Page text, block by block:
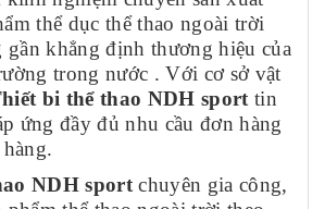
thể dục thể thao ngoài trời
gần khẳng định thương hiệu của
trong nước . Với cơ sở vật
bi thể thao NDH sport tin
ứng đầy đủ nhu cầu đơn hàng
NDH sport chuyên gia công,